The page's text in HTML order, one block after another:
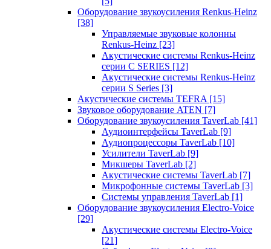
Оборудование звукоусиления Renkus-Heinz
[38]
Управляемые звуковые колонны
Renkus-Heinz [23]
Акустические системы Renkus-Heinz
серии C SERIES [12]
Акустические системы Renkus-Heinz
серии S Series [3]
Акустические системы TEFRA [15]
Звуковое оборудование ATEN [7]
Оборудование звукоусиления TaverLab [41]
Аудиоинтерфейсы TaverLab [9]
Аудиопроцессоры TaverLab [10]
Усилители TaverLab [9]
Микшеры TaverLab [2]
Акустические системы TaverLab [7]
Микрофонные системы TaverLab [3]
Системы управления TaverLab [1]
Оборудование звукоусиления Electro-Voice
[29]
Акустические системы Electro-Voice
[21]